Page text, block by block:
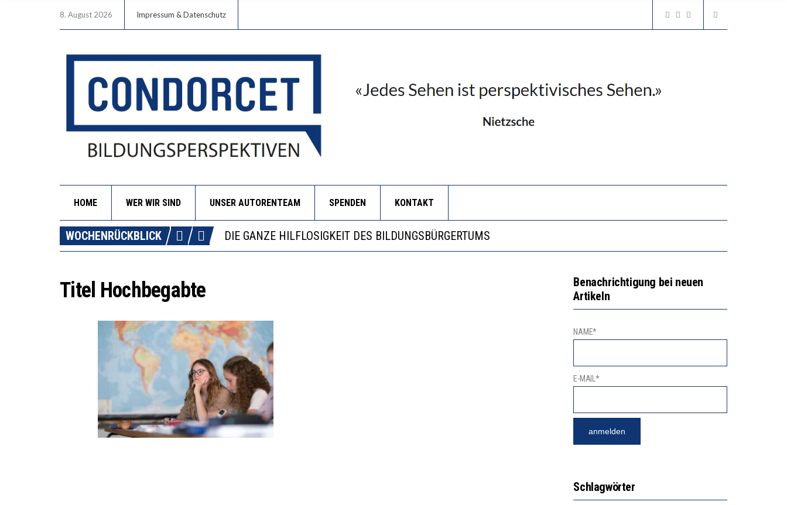
8. August 2026 Impressum & Datenschutz
HOME WER WIR SIND UNSER AUTORENTEAM SPENDEN KONTAKT
WOCHENRÜCKBLICK
DIE VERSTÄRKTE HARMONISIERUNG IM SCHULWESEN VERRINGERT DAS INNOVATIONSPOTENZIAL
“VIEL ZU VIELE SCHÜLER, DIE GEMESSEN AN IHREN FÄHIGKEITEN GAR NICHT ANS GYMNASIUM GEHÖREN”
DIE GANZE HILFLOSIGKEIT DES BILDUNGSBÜRGERTUMS
WORAUS WÄCHST, WAS KINDER TRÄGT
DIE VERSTÄRKTE HARMONISIERUNG IM SCHULWESEN VERRINGERT DAS INNOVATIONSPOTENZIAL
Titel Hochbegabte
Benachrichtigung bei neuen
Artikeln
NAME*
E-MAIL*
Schlagwörter